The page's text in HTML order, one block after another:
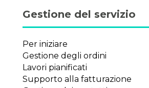
Gestione del servizio
Per iniziare
Gestione degli ordini
Lavori pianificati
Supporto alla fatturazione